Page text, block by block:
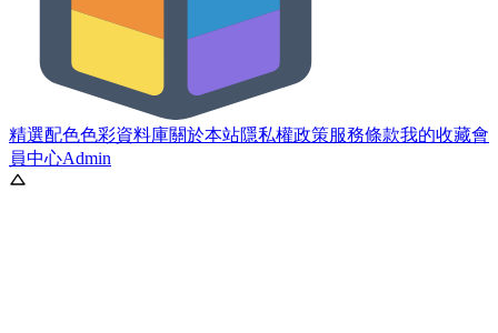
精選配色色彩資料庫關於本站隱私權政策服務條款我的收藏會
員中心Admin